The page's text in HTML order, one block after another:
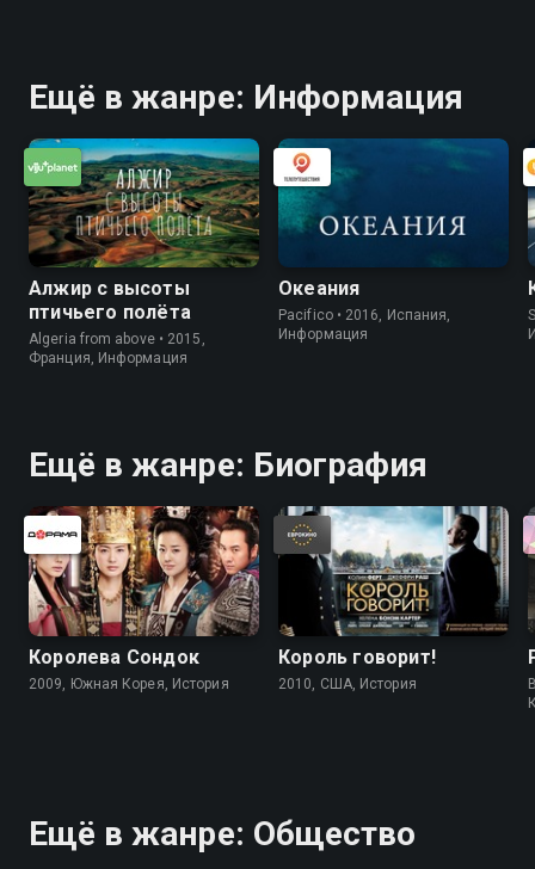
Ещё в жанре: Информация
Алжир с высоты
птичьего полёта
Algeria from above • 2015,
Франция, Информация
Океания
Pacifico • 2016, Испания,
Информация
Ещё в жанре: Биография
Королева Сондок
2009, Южная Корея, История
Король говорит!
2010, США, История
Ещё в жанре: Общество